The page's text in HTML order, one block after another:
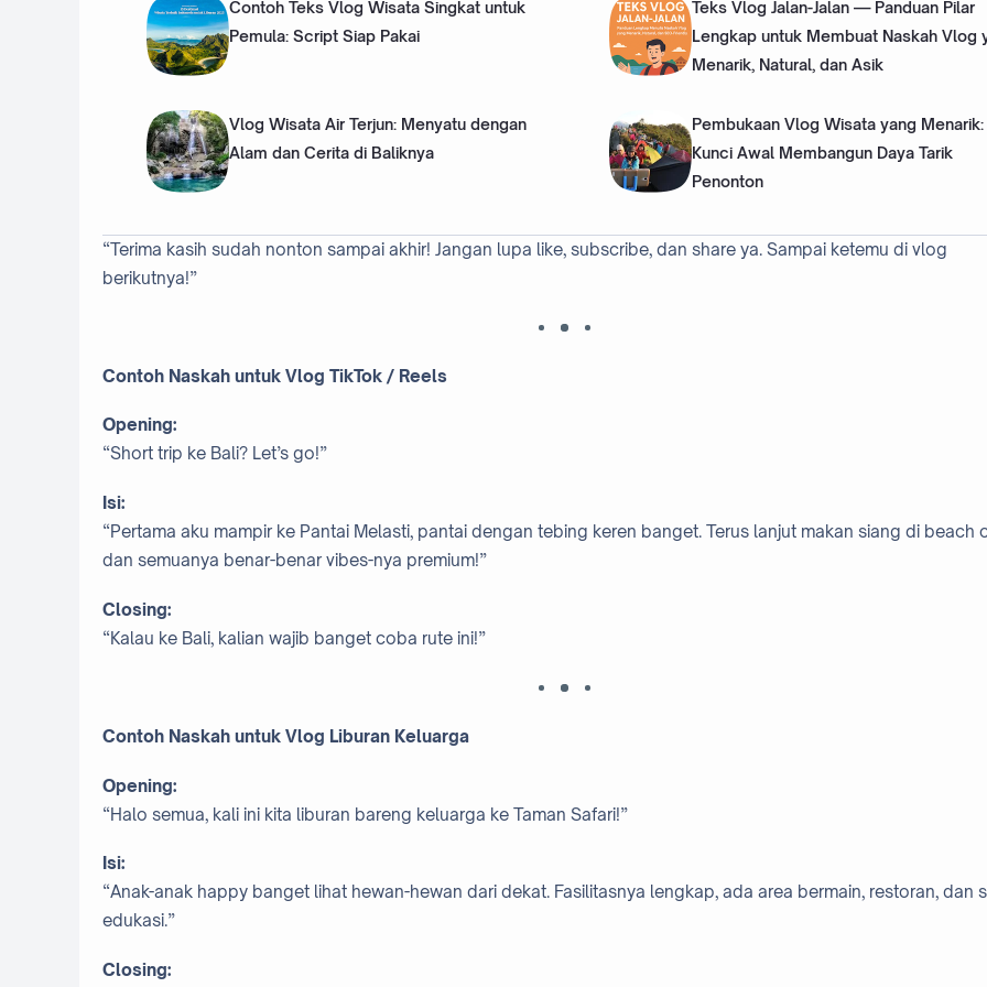
Contoh Teks Vlog Wisata Singkat untuk
Pemula: Script Siap Pakai
Teks Vlog Jalan-Jalan — Panduan Pilar
Lengkap untuk Membuat Naskah Vlog
Menarik, Natural, dan Asik
Vlog Wisata Air Terjun: Menyatu dengan
Alam dan Cerita di Baliknya
Pembukaan Vlog Wisata yang Menarik:
Kunci Awal Membangun Daya Tarik
Penonton
“Terima kasih sudah nonton sampai akhir! Jangan lupa like, subscribe, dan share ya. Sampai ketemu di vlog
berikutnya!”
Contoh Naskah untuk Vlog TikTok / Reels
Opening:
“Short trip ke Bali? Let’s go!”
Isi:
“Pertama aku mampir ke Pantai Melasti, pantai dengan tebing keren banget. Terus lanjut makan siang di beach
dan semuanya benar-benar vibes-nya premium!”
Closing:
“Kalau ke Bali, kalian wajib banget coba rute ini!”
Contoh Naskah untuk Vlog Liburan Keluarga
Opening:
“Halo semua, kali ini kita liburan bareng keluarga ke Taman Safari!”
Isi:
“Anak-anak happy banget lihat hewan-hewan dari dekat. Fasilitasnya lengkap, ada area bermain, restoran, dan
edukasi.”
Closing: